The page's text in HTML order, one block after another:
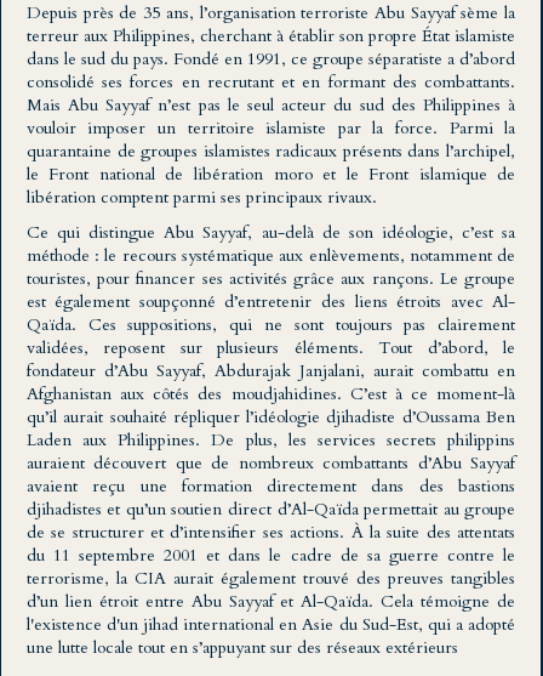
Depuis près de 35 ans, l’organisation terroriste Abu Sayyaf sème la
terreur aux Philippines, cherchant à établir son propre État islamiste
dans le sud du pays. Fondé en 1991, ce groupe séparatiste a d’abord
consolidé ses forces en recrutant et en formant des combattants.
Mais Abu Sayyaf n’est pas le seul acteur du sud des Philippines à
vouloir imposer un territoire islamiste par la force. Parmi la
quarantaine de groupes islamistes radicaux présents dans l’archipel,
le Front national de libération moro et le Front islamique de
libération comptent parmi ses principaux rivaux.
Ce qui distingue Abu Sayyaf, au-delà de son idéologie, c’est sa
méthode : le recours systématique aux enlèvements, notamment de
touristes, pour financer ses activités grâce aux rançons. Le groupe
est également soupçonné d’entretenir des liens étroits avec Al-
Qaïda. Ces suppositions, qui ne sont toujours pas clairement
validées, reposent sur plusieurs éléments. Tout d’abord, le
fondateur d’Abu Sayyaf, Abdurajak Janjalani, aurait combattu en
Afghanistan aux côtés des moudjahidines. C’est à ce moment-là
qu’il aurait souhaité répliquer l’idéologie djihadiste d’Oussama Ben
Laden aux Philippines. De plus, les services secrets philippins
auraient découvert que de nombreux combattants d’Abu Sayyaf
avaient reçu une formation directement dans des bastions
djihadistes et qu’un soutien direct d’Al-Qaïda permettait au groupe
de se structurer et d’intensifier ses actions. À la suite des attentats
du 11 septembre 2001 et dans le cadre de sa guerre contre le
terrorisme, la CIA aurait également trouvé des preuves tangibles
d’un lien étroit entre Abu Sayyaf et Al-Qaïda. Cela témoigne de
l'existence d'un jihad international en Asie du Sud-Est, qui a adopté
une lutte locale tout en s’appuyant sur des réseaux extérieurs